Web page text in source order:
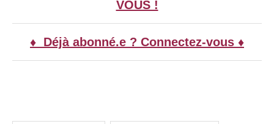
VOUS !
♦ Déjà abonné.e ? Connectez-vous ♦